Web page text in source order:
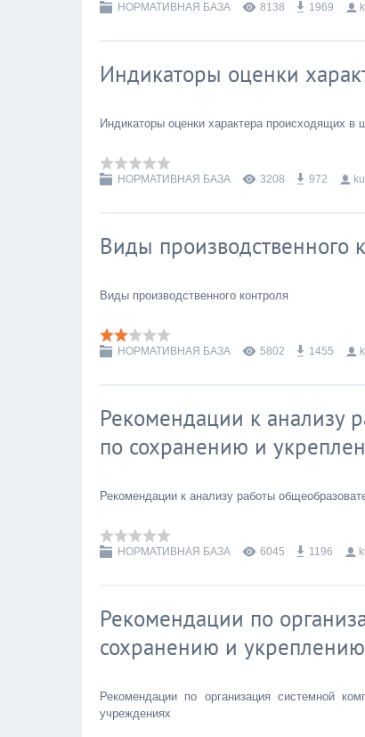
НОРМАТИВНАЯ БАЗА 8138 1969
Индикаторы оценки
Индикаторы оценки характера происходящих в
НОРМАТИВНАЯ БАЗА 3208 972
Виды производственного
Виды производственного контроля
НОРМАТИВНАЯ БАЗА 5802 1455
Рекомендации к анализу
по сохранению и
Рекомендации к анализу работы
НОРМАТИВНАЯ БАЗА 6045 1196
Рекомендации по
сохранению и
Рекомендации по организация системной
учреждениях